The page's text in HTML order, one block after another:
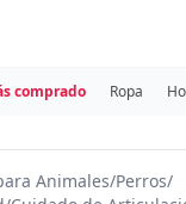
comprado Ropa
Animales/Perros/